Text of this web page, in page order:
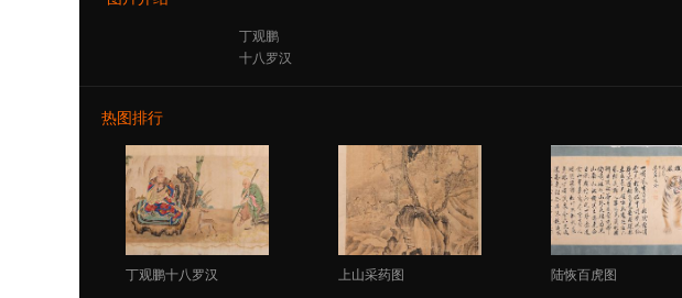
丁观鹏
十八罗汉
热图排行
丁观鹏十八罗汉 上山采药图 陆恢百虎图